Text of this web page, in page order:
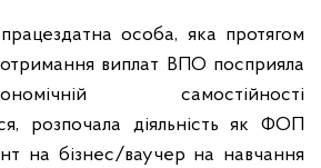
працездатна особа, яка протягом
виплат ВПО посприяла
самостійності
розпочала діяльність як ФОП
на бізнес/ваучер на навчання